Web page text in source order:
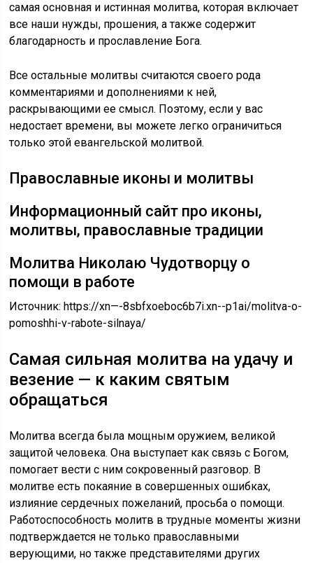
самая основная и истинная молитва, которая включает
все наши нужды, прошения, а также содержит
благодарность и прославление Бога.
Все остальные молитвы считаются своего рода
комментариями и дополнениями к ней,
раскрывающими ее смысл. Поэтому, если у вас
недостает времени, вы можете легко ограничиться
только этой евангельской молитвой.
Православные иконы и молитвы
Информационный сайт про иконы,
молитвы, православные традиции
Молитва Николаю Чудотворцу о
помощи в работе
Источник:https://xn—-8sbfxoeboc6b7i.xn--p1ai/molitva-o-
pomoshhi-v-rabote-silnaya/
Самая сильная молитва на удачу и
везение — к каким святым
обращаться
Молитва всегда была мощным оружием, великой
защитой человека. Она выступает как связь с Богом,
помогает вести с ним сокровенный разговор. В
молитве есть покаяние в совершенных ошибках,
излияние сердечных пожеланий, просьба о помощи.
Работоспособность молитв в трудные моменты жизни
подтверждается не только православными
верующими, но также представителями других